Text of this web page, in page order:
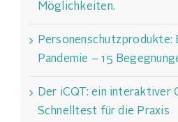
Möglichkeiten.
Personenschutzprodukte:
Pandemie – 15
Der iCQT: ein interaktiver
Schnelltest für die Praxis